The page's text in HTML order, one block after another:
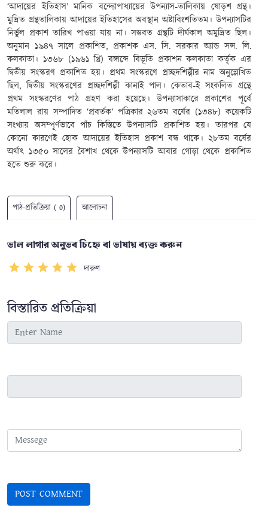
‘আদায়ের ইতিহাস’ মানিক বন্দ্যোপাধ্যায়ের উপন্যাস-তালিকায় ষোড়শ গ্রন্থ।
মুদ্রিত গ্রন্থতালিকায় আদায়ের ইতিহাসের অবস্থান অষ্টাবিংশতিতম। উপন্যাসটির
নির্ভুল প্রকাশ তারিখ পাওয়া যায় না। সম্ভবত গ্রন্থটি দীর্ঘকাল অমুদ্রিত ছিল।
অনুমান ১৯৪৭ সালে প্রকাশিত, প্রকাশক এস. সি. সরকার অ্যান্ড সন্স. লি.
কলকাতা। ১৩৬৮ (১৯৬১ খ্রি) বঙ্গাব্দে বিভূতি প্রকাশন কলকাতা কর্তৃক এর
দ্বিতীয় সংস্করণ প্রকাশিত হয়। প্রথম সংস্করণে প্রচ্ছদশিল্পীর নাম অনুল্লেখিত
ছিল, দ্বিতীয় সংস্করণের প্রচ্ছদশিল্পী কানাই পাল। কেতাব-ই সংকলিত গ্রন্থে
প্রথম সংস্করণের পাঠ গ্রহণ করা হয়েছে। উপন্যাসাকারে প্রকাশের পূর্বে
মতিলাল রায় সম্পাদিত ‘প্রবর্তক’ পত্রিকার ২৬তম বর্ষের (১৩৪৮) কয়েকটি
সংখ্যায় অসম্পূর্ণভাবে পাঁচ কিস্তিতে উপন্যাসটি প্রকাশিত হয়। তারপর যে
কোনো কারণেই হোক আদায়ের ইতিহাস প্রকাশ বন্ধ থাকে। ২৮তম বর্ষের
অর্থাৎ ১৩৫০ সালের বৈশাখ থেকে উপন্যাসটি আবার গোড়া থেকে প্রকাশিত
হতে শুরু করে।
পাঠ-প্রতিক্রিয়া ( 0) আলোচনা
ভাল লাগার অনুভব চিহ্নে বা ভাষায় ব্যক্ত করুন
দারুণ
বিস্তারিত প্রতিক্রিয়া